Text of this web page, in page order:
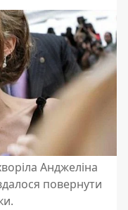
Анджеліна
повернути